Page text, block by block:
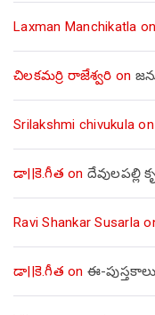
Laxman Manchikatla on
చిలకమర్రి రాజేశ్వరి on
Srilakshmi chivukula on
డా||కె.గీత on దేవులపల్లి
Ravi Shankar Susarla
డా||కె.గీత on ఈ-పుస్తకాలు